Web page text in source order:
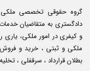
گروه حقوقی تخصصی ملکی
دادگستری به متقاضیان
و کیفری در امور ملکی، یاری
ملکی و ثبتی ، خرید و
بطلان قرارداد ، سرقفلی ،